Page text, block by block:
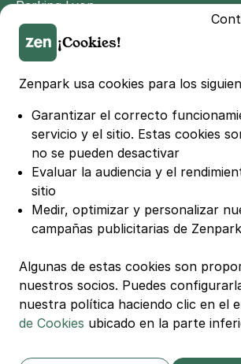
Parking Lyon
Parking Marseille
Parking Toulouse
Parking Lille
Parking Bordeaux
© Zenpark Todos los derechos
Términos Generales de
Términos Generales de Venta de
Términos Generales de Venta
Política de Privacidad
Política de Cookies
Configuración de
Avisos legales
Carta de Transparencia
¡Cookies!
Zenpark usa cookies para los
Garantizar el correcto
servicio y el sitio. Estas cookies
no se pueden desactivar
Evaluar la audiencia y el
sitio
Medir, optimizar y personalizar
campañas publicitarias de
Algunas de estas cookies son
nuestros socios. Puedes
nuestra política haciendo clic en el
de Cookies ubicado en la parte